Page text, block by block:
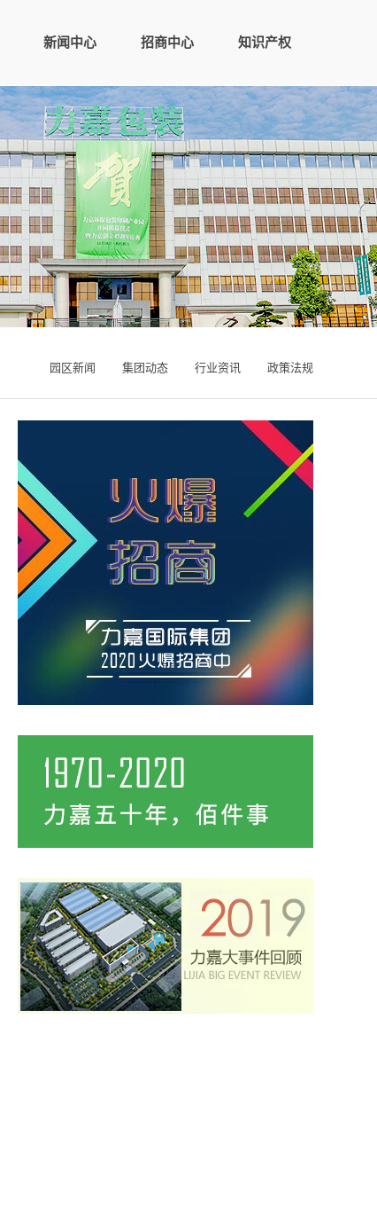
新闻中心 招商中心 知识产权
园区新闻 集团动态 行业资讯 政策法规